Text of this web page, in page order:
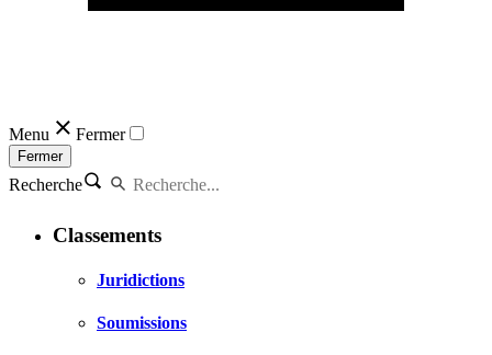
Menu Fermer
Fermer
Recherche
Classements
Juridictions
Soumissions